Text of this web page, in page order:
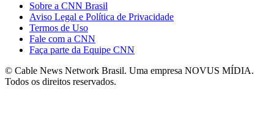
Sobre a CNN Brasil
Aviso Legal e Política de Privacidade
Termos de Uso
Fale com a CNN
Faça parte da Equipe CNN
© Cable News Network Brasil. Uma empresa NOVUS MÍDIA.
Todos os direitos reservados.